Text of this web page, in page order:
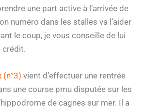
une part active à l’arrivée de
numéro dans les stalles va l’aider
le coup, je vous conseille de lui
crédit.
(n°3) vient d’effectuer une rentrée
une course pmu disputée sur les
de cagnes sur mer. Il a